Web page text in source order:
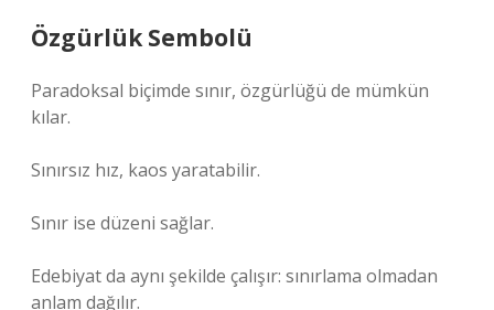
Özgürlük Sembolü
Paradoksal biçimde sınır, özgürlüğü de mümkün
kılar.
Sınırsız hız, kaos yaratabilir.
Sınır ise düzeni sağlar.
Edebiyat da aynı şekilde çalışır: sınırlama olmadan
anlam dağılır.